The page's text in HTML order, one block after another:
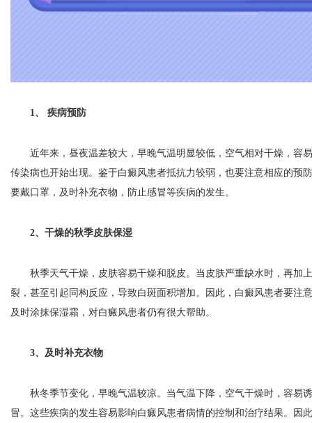
1、 疾病预防
近年来，昼夜温差较大，早晚气温明显较低，空气相对干燥，容
传染病也开始出现。鉴于白癜风患者抵抗力较弱，也要注意相应的预
要戴口罩，及时补充衣物，防止感冒等疾病的发生。
2、干燥的秋季皮肤保湿
秋季天气干燥，皮肤容易干燥和脱皮。当皮肤严重缺水时，再加
裂，甚至引起同构反应，导致白斑面积增加。因此，白癜风患者要注
及时涂抹保湿霜，对白癜风患者仍有很大帮助。
3、及时补充衣物
秋冬季节变化，早晚气温较凉。当气温下降，空气干燥时，容易
冒。这些疾病的发生容易影响白癜风患者病情的控制和治疗结果。因